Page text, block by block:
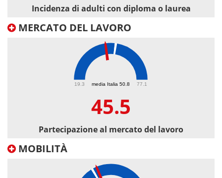
Incidenza di adulti con diploma o laurea
MERCATO DEL LAVORO
media Italia 50.8
19.3 77.1
45.5
Partecipazione al mercato del lavoro
MOBILITÀ